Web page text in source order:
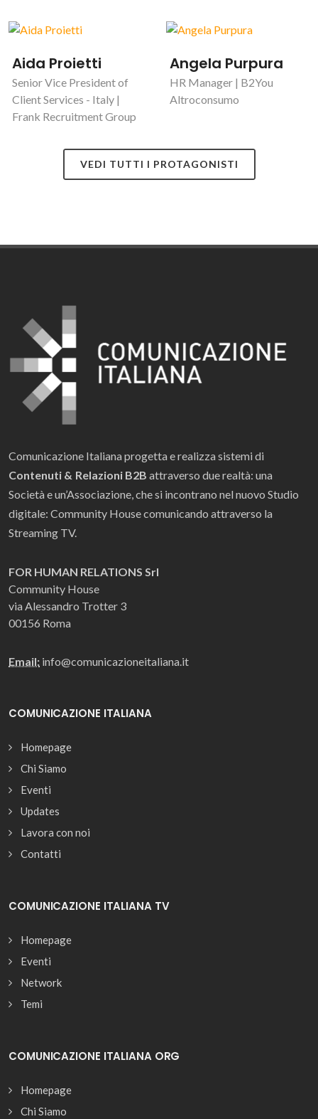
Aida Proietti
Senior Vice President of
Client Services - Italy |
Frank Recruitment Group
Angela Purpura
HR Manager | B2You
Altroconsumo
VEDI TUTTI I PROTAGONISTI
Comunicazione Italiana progetta e realizza sistemi di
Contenuti & Relazioni B2B attraverso due realtà: una
Società e un’Associazione, che si incontrano nel nuovo Studio
digitale: Community House comunicando attraverso la
Streaming TV.
FOR HUMAN RELATIONS Srl
Community House
via Alessandro Trotter 3
00156 Roma
Email: info@comunicazioneitaliana.it
COMUNICAZIONE ITALIANA
Homepage
Chi Siamo
Eventi
Updates
Lavora con noi
Contatti
COMUNICAZIONE ITALIANA TV
Homepage
Eventi
Network
Temi
COMUNICAZIONE ITALIANA ORG
Homepage
Chi Siamo